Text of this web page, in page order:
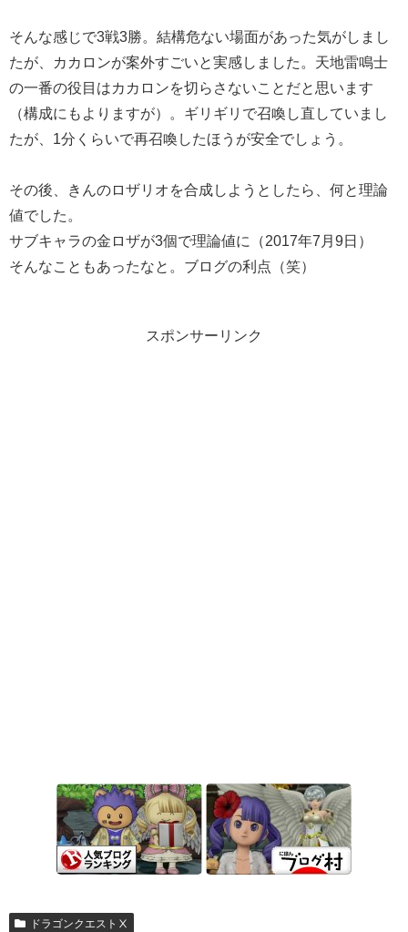
そんな感じで3戦3勝。結構危ない場面があった気がしまし
たが、カカロンが案外すごいと実感しました。天地雷鳴士
の一番の役目はカカロンを切らさないことだと思います
（構成にもよりますが）。ギリギリで召喚し直していまし
たが、1分くらいで再召喚したほうが安全でしょう。
その後、きんのロザリオを合成しようとしたら、何と理論
値でした。
サブキャラの金ロザが3個で理論値に（2017年7月9日）
そんなこともあったなと。ブログの利点（笑）
スポンサーリンク
ドラゴンクエストⅩ